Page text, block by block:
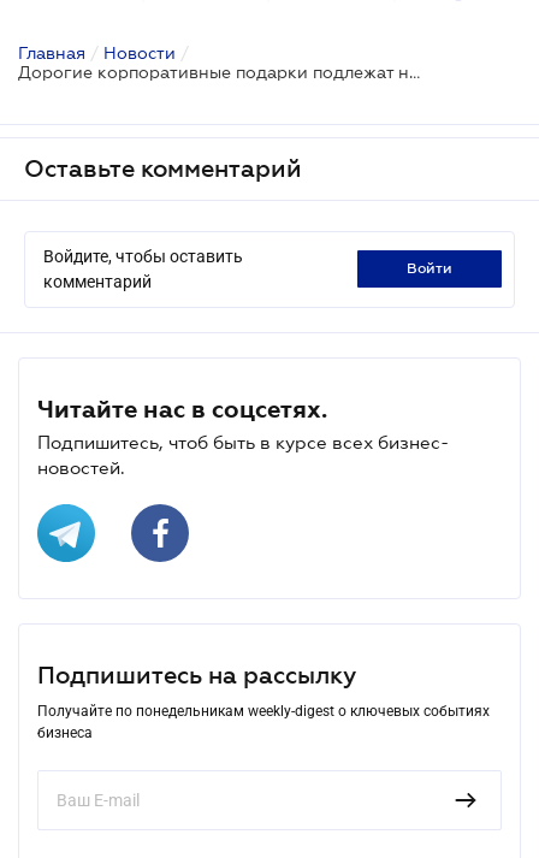
Главная / Новости /
Дорогие корпоративные подарки подлежат налогообложению
Оставьте комментарий
Войдите, чтобы оставить
комментарий
войти
Читайте нас в соцсетях.
Подпишитесь, чтоб быть в курсе всех бизнес-
новостей.
Подпишитесь на рассылку
Получайте по понедельникам weekly-digest о ключевых событиях
бизнеса